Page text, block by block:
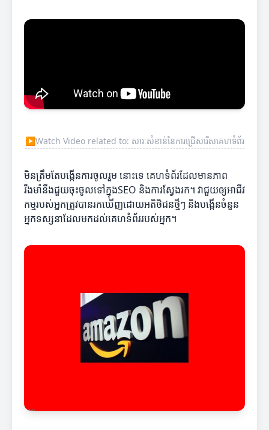
▶Watch Video related to: សារៈសំខាន់នៃការជ្រើសរើសគេហទំព័រ
មិនត្រឹមតែបង្កើនការចូលរួម នោះទេ គេហទំព័រដែលមានភាព
រឹងមាំនឹងជួយចុះចូលទៅក្នុងSEO និងការស្វែងរក។ វាជួយឲ្យអាជីវ
កម្មរបស់អ្នកត្រូវបានរកឃើញដោយអតិថិជនថ្មីៗ និងបង្កើនចំនួន
អ្នកទស្សនាដែលមកដល់គេហទំព័ររបស់អ្នក។